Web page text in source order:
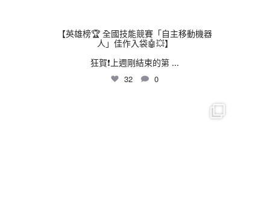
【英雄榜🏆 全國技能競賽「自主移動機器
人」佳作入袋🤖💥】
狂賀❗上週剛結束的第 ...
32 0